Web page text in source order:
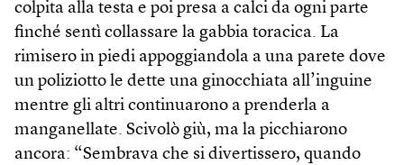
colpita alla testa e poi presa a calci da ogni parte
finché sentì collassare la gabbia toracica. La
rimisero in piedi appoggiandola a una parete dove
un poliziotto le dette una ginocchiata all’inguine
mentre gli altri continuarono a prenderla a
manganellate. Scivolò giù, ma la picchiarono
ancora: “Sembrava che si divertissero, quando